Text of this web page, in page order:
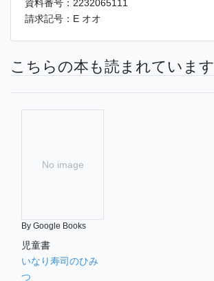
資料番号：2232065111
請求記号：E オオ
こちらの本も読まれています
No image
By Google Books
児童書
いなり寿司のひみ
つ